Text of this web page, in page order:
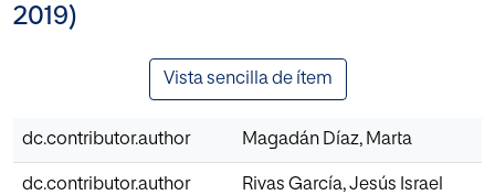
2019)
Vista sencilla de ítem
dc.contributor.author Magadán Díaz, Marta
dc.contributor.author Rivas García, Jesús Israel